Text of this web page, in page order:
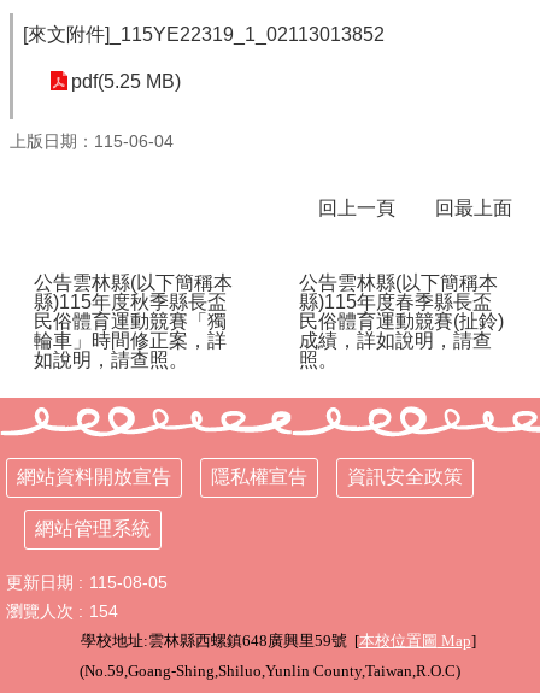
校
頁
辦
法
規
定
縣
府
訪
視
區
Version
課
[來文附件]_115YE22319_1_02113013852
pdf(5.25 MB)
上版日期：115-06-04
回上一頁 回最上面
公告雲林縣(以下簡稱本
縣)115年度秋季縣長盃
民俗體育運動競賽「獨
輪車」時間修正案，詳
如說明，請查照。
公告雲林縣(以下簡稱本
縣)115年度春季縣長盃
民俗體育運動競賽(扯鈴)
成績，詳如說明，請查
照。
網站資料開放宣告 隱私權宣告 資訊安全政策
網站管理系統
更新日期
115-08-05
瀏覽人次
154
學校地址:雲林縣西螺鎮648廣興里59號 [本校位置圖 Map]
(No.59,Goang-Shing,Shiluo,Yunlin County,Taiwan,R.O.C)